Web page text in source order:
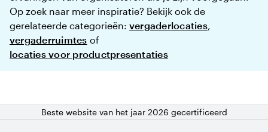
Op zoek naar meer inspiratie? Bekijk ook de
gerelateerde categorieën: vergaderlocaties,
vergaderruimtes of
locaties voor productpresentaties
Beste website van het jaar 2026 gecertificeerd